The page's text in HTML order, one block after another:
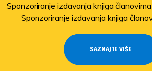
Sponzoriranje izdavanja knjiga
Sponzoriranje izdavanja knjiga
SAZNAJTE VIŠE